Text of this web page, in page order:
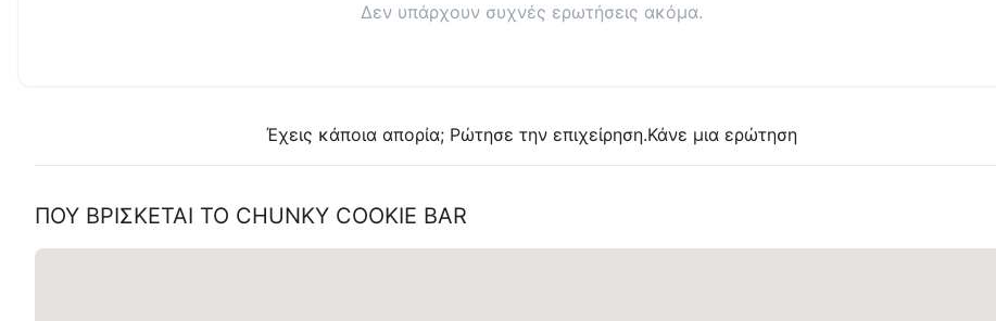
Δεν υπάρχουν συχνές ερωτήσεις ακόμα.
Έχεις κάποια απορία; Ρώτησε την επιχείρηση.Κάνε μια ερώτηση
ΠΟΥ ΒΡΊΣΚΕΤΑΙ ΤΟ CHUNKY COOKIE BAR